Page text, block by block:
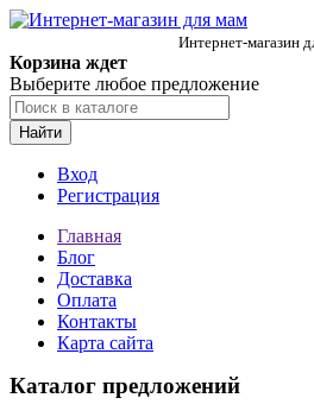
Интернет-магазин
Корзина ждет
Выберите любое предложение
Найти
Вход
Регистрация
Главная
Блог
Доставка
Оплата
Контакты
Карта сайта
Каталог предложений